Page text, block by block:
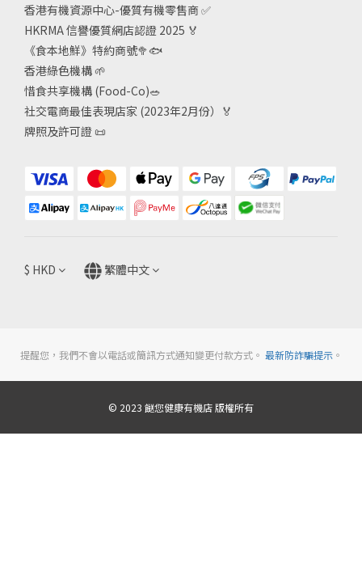
香港有機資源中心-優質有機零售商✅
HKRMA 信譽優質網店認證 2025 🏅
《食本地鮮》特約商號🥦🐟
香港綠色機構 🌱
惜食共享機構 (Food-Co)🥗
社交電商最佳表現店家 (2023年2月份）🏅
牌照及許可證 📜
$ HKD 繁體中文
提醒您，我們不會以電話或簡訊方式通知變更付款方式。 最新防詐騙提示。
© 2023 餸您健康有機店 版權所有